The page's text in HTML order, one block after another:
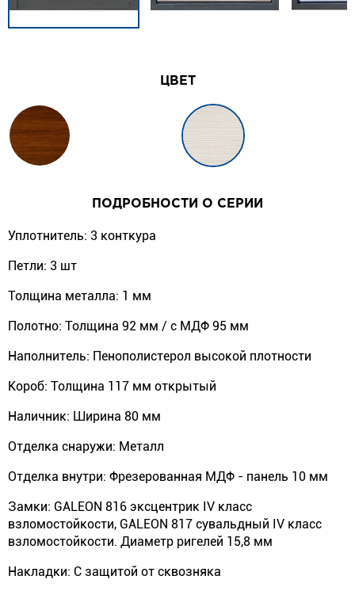
ЦВЕТ
ПОДРОБНОСТИ О СЕРИИ
Уплотнитель: 3 конткура
Петли: 3 шт
Толщина металла: 1 мм
Полотно: Толщина 92 мм / с МДФ 95 мм
Наполнитель: Пенополистерол высокой плотности
Короб: Толщина 117 мм открытый
Наличник: Ширина 80 мм
Отделка снаружи: Металл
Отделка внутри: Фрезерованная МДФ - панель 10 мм
Замки: GALEON 816 эксцентрик IV класс
взломостойкости, GALEON 817 сувальдный IV класс
взломостойкости. Диаметр ригелей 15,8 мм
Накладки: С защитой от сквозняка